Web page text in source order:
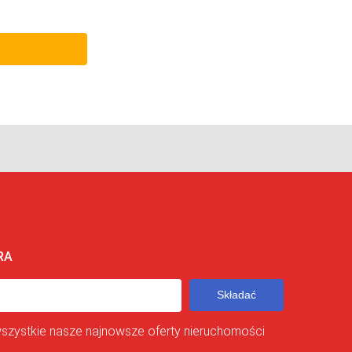
Składać
nasze najnowsze oferty nieruchomości